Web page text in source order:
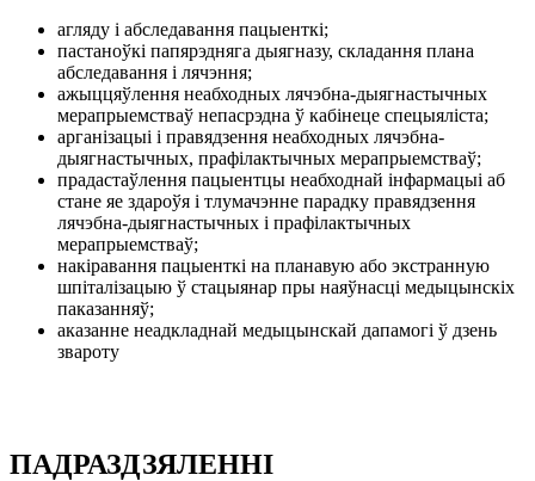
агляду і абследавання пацыенткі;
пастаноўкі папярэдняга дыягназу, складання плана
абследавання і лячэння;
ажыццяўлення неабходных лячэбна-дыягнастычных
мерапрыемстваў непасрэдна ў кабінеце спецыяліста;
арганізацыі і правядзення неабходных лячэбна-
дыягнастычных, прафілактычных мерапрыемстваў;
прадастаўлення пацыентцы неабходнай інфармацыі аб
стане яе здароўя і тлумачэнне парадку правядзення
лячэбна-дыягнастычных і прафілактычных
мерапрыемстваў;
накіравання пацыенткі на планавую або экстранную
шпіталізацыю ў стацыянар пры наяўнасці медыцынскіх
паказанняў;
аказанне неадкладнай медыцынскай дапамогі ў дзень
звароту
ПАДРАЗДЗЯЛЕННІ